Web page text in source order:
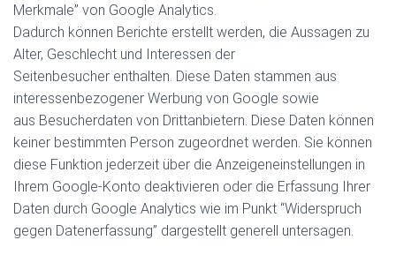
Merkmale” von Google Analytics.
Dadurch können Berichte erstellt werden, die Aussagen zu
Alter, Geschlecht und Interessen der
Seitenbesucher enthalten. Diese Daten stammen aus
interessenbezogener Werbung von Google sowie
aus Besucherdaten von Drittanbietern. Diese Daten können
keiner bestimmten Person zugeordnet werden. Sie können
diese Funktion jederzeit über die Anzeigeneinstellungen in
Ihrem Google-Konto deaktivieren oder die Erfassung Ihrer
Daten durch Google Analytics wie im Punkt “Widerspruch
gegen Datenerfassung” dargestellt generell untersagen.